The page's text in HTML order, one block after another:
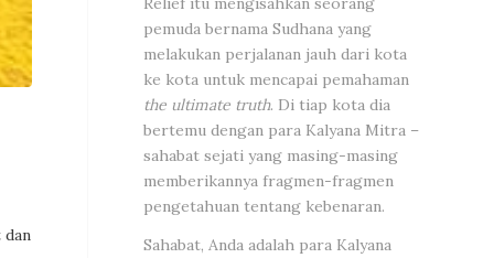
dan
pemuda bernama Sudhana yang
melakukan perjalanan jauh dari kota
ke kota untuk mencapai pemahaman
the ultimate truth. Di tiap kota dia
bertemu dengan para Kalyana Mitra –
sahabat sejati yang masing-masing
memberikannya fragmen-fragmen
pengetahuan tentang kebenaran.
Sahabat, Anda adalah para Kalyana